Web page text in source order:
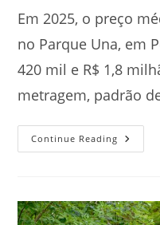
Em 2025, o preço
no Parque Una, em
420 mil e R$ 1,8
metragem, padrão
Continue Reading Quanto
Custa
Una,